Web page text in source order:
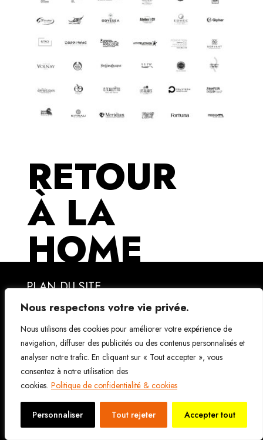
Nous respectons votre vie privée.
Nous utilisons des cookies pour améliorer votre expérience de
navigation, diffuser des publicités ou des contenus personnalisés et
analyser notre trafic. En cliquant sur « Tout accepter », vous
consentez à notre utilisation des
cookies. Politique de confidentialité & cookies
Personnaliser Tout rejeter Accepter tout
RETOUR
À LA
HOME
PLAN DU SITE
ATELIERDESIGNES.FR
Mentions légales
Crédits photos | Webdesign
CGU|Politique de confidentialité
© Copyright 2023
Tous droits réservés | Réalisé par l’agence Atelier
de signes
ADRESSE & COORDONNÉES